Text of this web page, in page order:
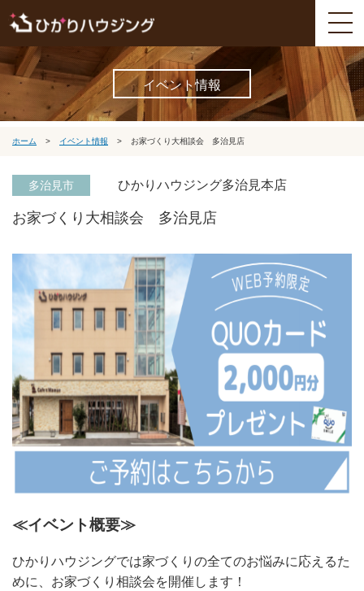
イベント情報
ホーム > イベント情報 > お家づくり大相談会 多治見店
多治見市 ひかりハウジング多治見本店
お家づくり大相談会 多治見店
≪イベント概要≫
ひかりハウジングでは家づくりの全てのお悩みに応えるた
めに、お家づくり相談会を開催します！